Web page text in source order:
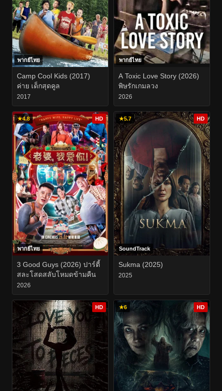
พากย์ไทย
Camp Cool Kids (2017)
ค่าย เด็กสุดคูล
2017
พากย์ไทย
A Toxic Love Story (2026)
พิษรักเกมลวง
2026
★4.8 HD
พากย์ไทย
3 Good Guys (2026) ปาร์ตี้
สละโสดสลับโหมดข้ามคืน
2026
★5.7 HD
SoundTrack
Sukma (2025)
2025
HD ★6 HD